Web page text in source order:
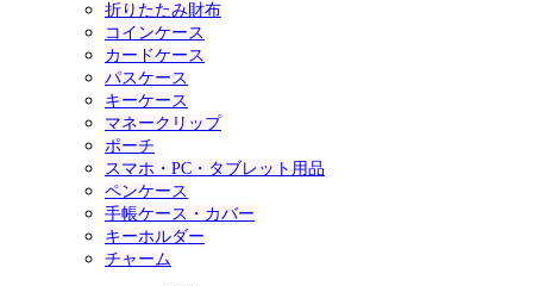
折りたたみ財布
コインケース
カードケース
パスケース
キーケース
マネークリップ
ポーチ
スマホ・PC・タブレット用品
ペンケース
手帳ケース・カバー
キーホルダー
チャーム